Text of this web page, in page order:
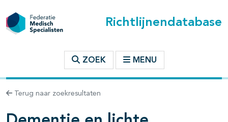
Richtlijnendatabase
ZOEK MENU
Terug naar zoekresultaten
openklappen